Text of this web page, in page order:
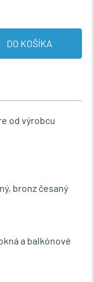
DO KOŠÍKA
od výrobcu
bronz česaný
a balkónové